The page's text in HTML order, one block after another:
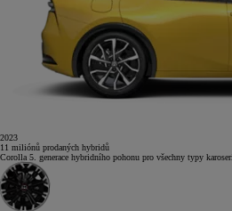
2023
11 miliónů prodaných hybridů
Corolla 5. generace hybridního pohonu pro všechny typy